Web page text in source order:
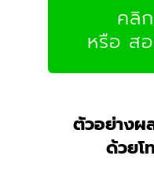
คลิ
หรือ ส
ตัวอย่างผ
ด้วย